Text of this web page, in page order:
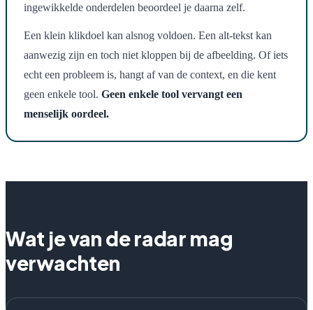
ingewikkelde onderdelen beoordeel je daarna zelf.
Een klein klikdoel kan alsnog voldoen. Een alt-tekst kan
aanwezig zijn en toch niet kloppen bij de afbeelding. Of iets
echt een probleem is, hangt af van de context, en die kent
geen enkele tool. Geen enkele tool vervangt een
menselijk oordeel.
Wat je van de radar mag
verwachten